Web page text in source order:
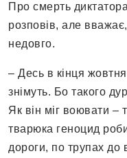
Про смерть
розповів, але
недовго.
– Десь в кінця
знімуть. Бо такого
Як він міг воювати
тварюка геноцид
дороги, по трупах